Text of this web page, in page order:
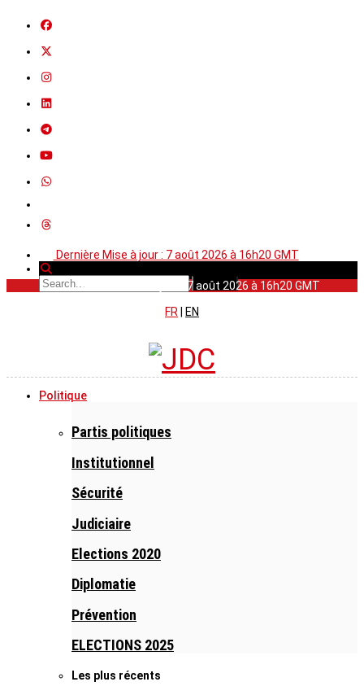
Dernière Mise à jour : 7 août 2026 à 16h20 GMT
Dernière Mise à jour : 7 août 2026 à 16h20 GMT
FR
EN
Politique
Partis politiques
Institutionnel
Sécurité
Judiciaire
Elections 2020
Diplomatie
Prévention
ELECTIONS 2025
Les plus récents